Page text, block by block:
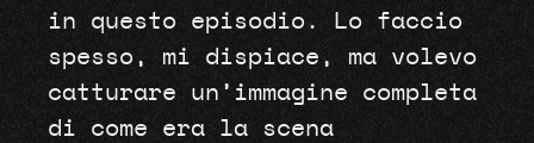
in questo episodio. Lo faccio
spesso, mi dispiace, ma volevo
catturare un’immagine completa
di come era la scena